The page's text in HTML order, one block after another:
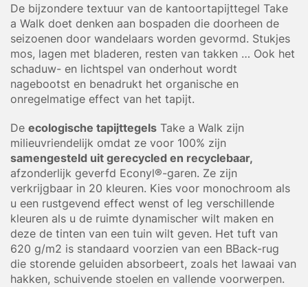
De bijzondere textuur van de kantoortapijttegel Take
a Walk doet denken aan bospaden die doorheen de
seizoenen door wandelaars worden gevormd. Stukjes
mos, lagen met bladeren, resten van takken … Ook het
schaduw- en lichtspel van onderhout wordt
nagebootst en benadrukt het organische en
onregelmatige effect van het tapijt.
De ecologische tapijttegels Take a Walk zijn
milieuvriendelijk omdat ze voor 100% zijn
samengesteld uit gerecycled en recyclebaar,
afzonderlijk geverfd Econyl®-garen. Ze zijn
verkrijgbaar in 20 kleuren. Kies voor monochroom als
u een rustgevend effect wenst of leg verschillende
kleuren als u de ruimte dynamischer wilt maken en
deze de tinten van een tuin wilt geven. Het tuft van
620 g/m2 is standaard voorzien van een BBack-rug
die storende geluiden absorbeert, zoals het lawaai van
hakken, schuivende stoelen en vallende voorwerpen.